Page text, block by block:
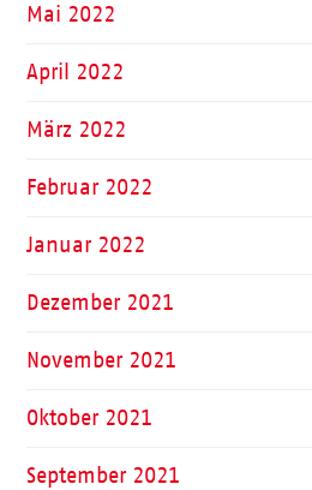
Mai 2022
April 2022
März 2022
Februar 2022
Januar 2022
Dezember 2021
November 2021
Oktober 2021
September 2021